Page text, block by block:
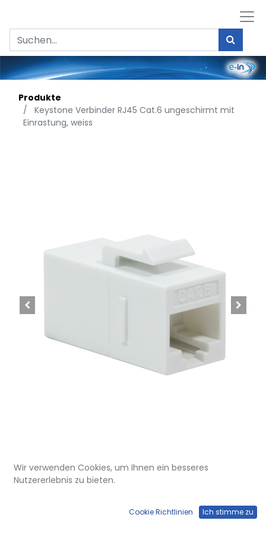
Produkte
Keystone Verbinder RJ45 Cat.6 ungeschirmt mit
Einrastung, weiss
MVT 200 121W
Keystone Verbinder RJ45 Cat.6
ungeschirmt mit Einrastung,
Wir verwenden Cookies, um Ihnen ein besseres
Nutzererlebnis zu bieten.
Cookie Richtlinien Ich stimme zu